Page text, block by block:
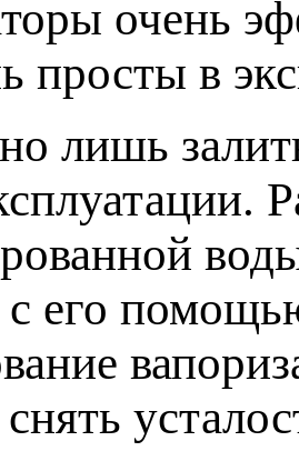
очень
просты в
лишь
с его